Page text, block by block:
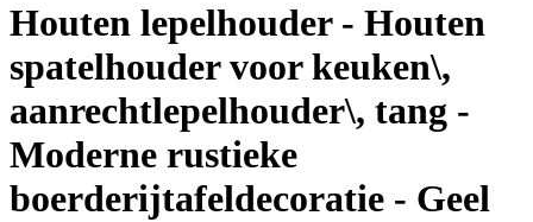
Houten lepelhouder - Houten
spatelhouder voor keuken\,
aanrechtlepelhouder\, tang -
Moderne rustieke
boerderijtafeldecoratie - Geel